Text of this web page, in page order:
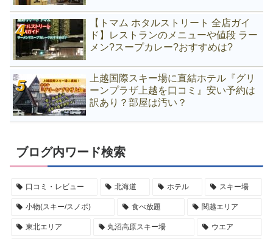
【トマム ホタルストリート 全店ガイ
ド】レストランのメニューや値段 ラー
メン?スープカレー?おすすめは?
上越国際スキー場に直結ホテル『グリ
ーンプラザ上越を口コミ』安い予約は
訳あり？部屋は汚い？
ブログ内ワード検索
口コミ・レビュー 北海道 ホテル スキー場
小物(スキー/スノボ) 食べ放題 関越エリア
東北エリア 丸沼高原スキー場 ウエア